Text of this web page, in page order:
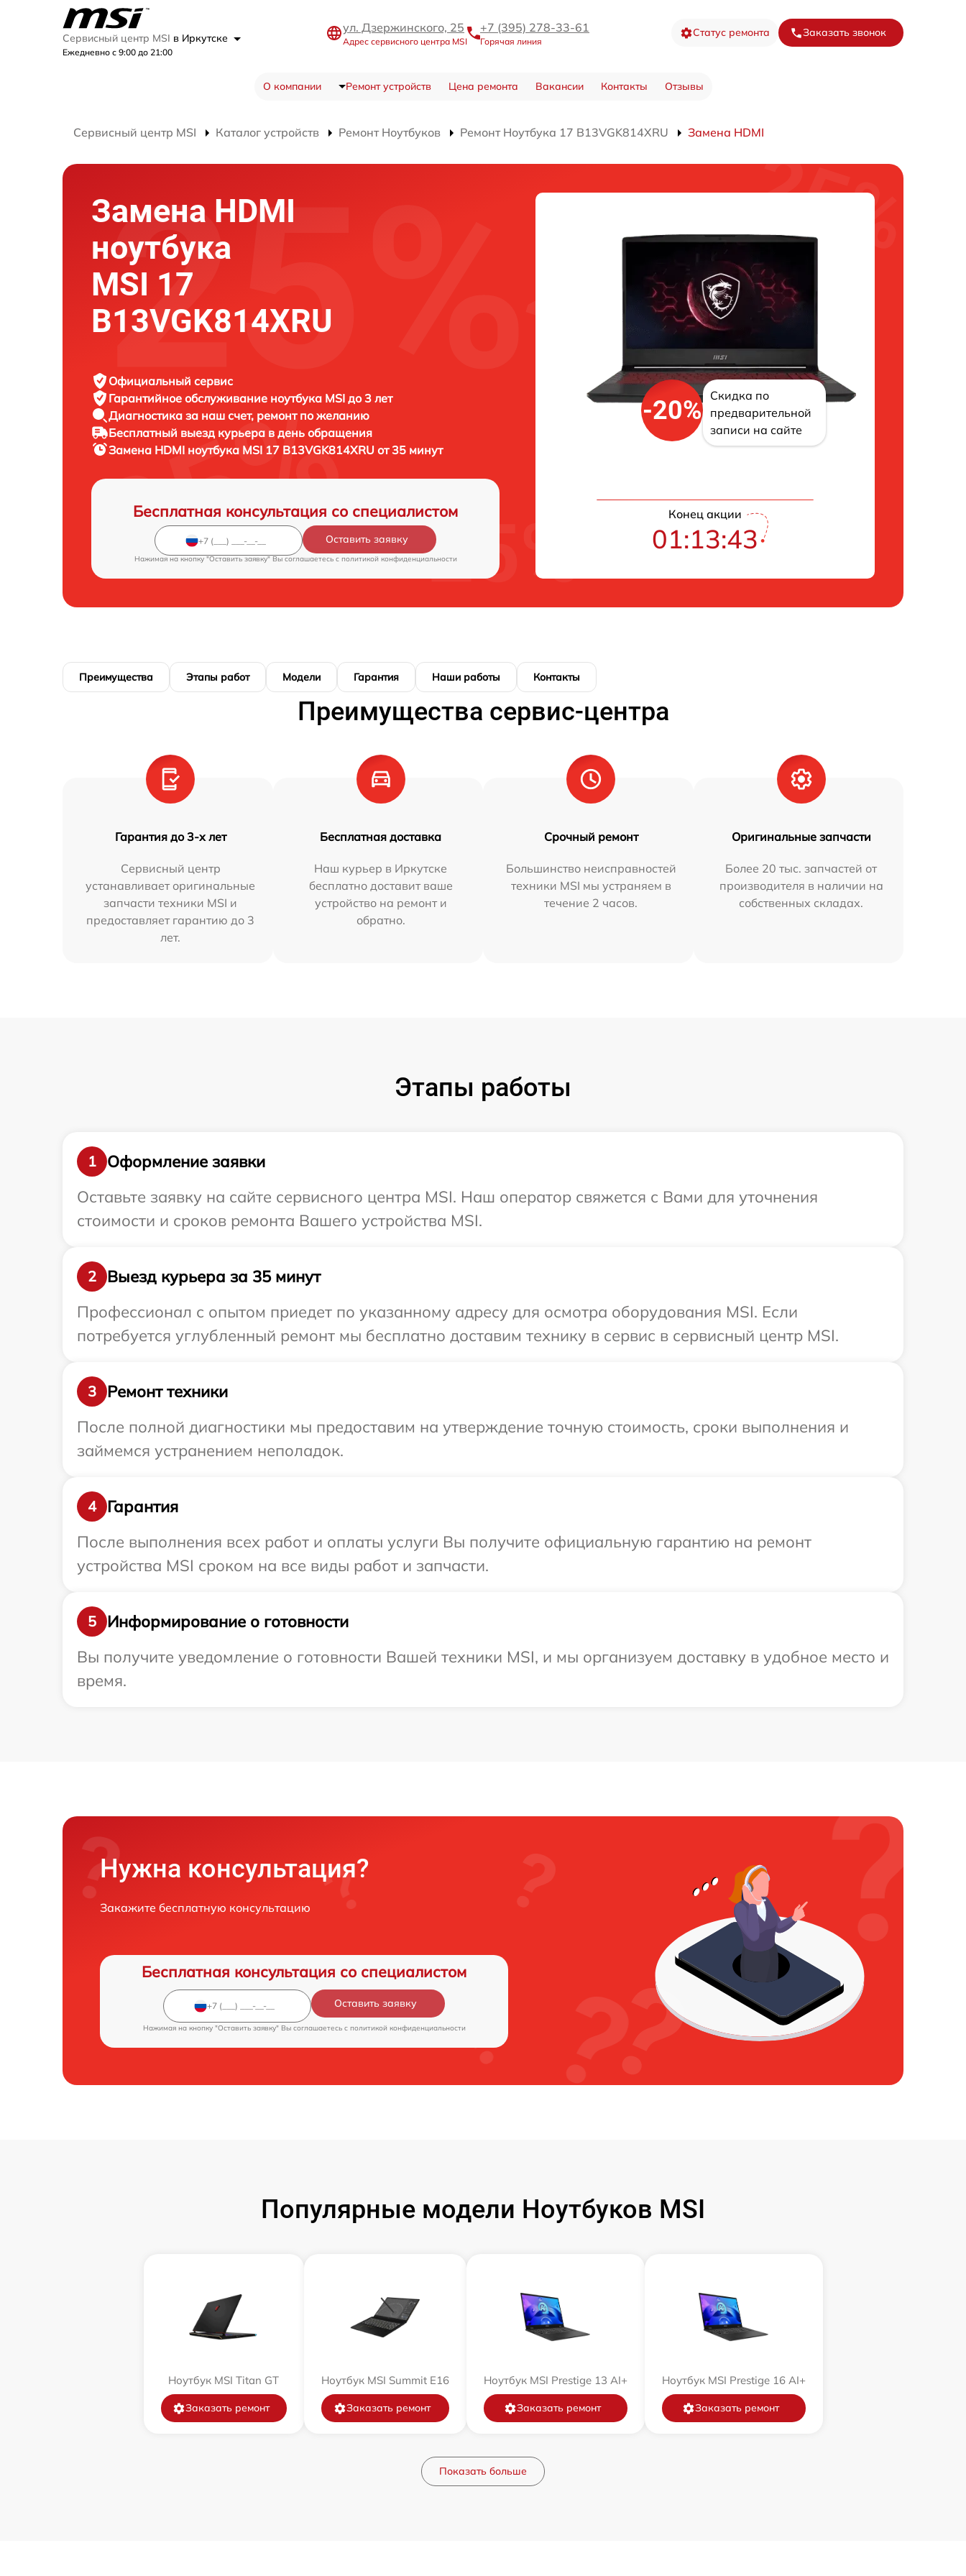
Сервисный центр MSI в Иркутске
Ежедневно с 9:00 до 21:00
ул. Дзержинского, 25
Адрес сервисного центра MSI
+7 (395) 278-33-61
Горячая линия
Статус ремонта Заказать звонок
О компании Ремонт устройств Цена ремонта Вакансии Контакты Отзывы
Сервисный центр MSI Каталог устройств Ремонт Ноутбуков Ремонт Ноутбука 17 B13VGK814XRU Замена HDMI
Замена HDMI
ноутбука
MSI 17
B13VGK814XRU
Официальный сервис
Гарантийное обслуживание ноутбука MSI до 3 лет
Диагностика за наш счет, ремонт по желанию
Бесплатный выезд курьера в день обращения
Замена HDMI ноутбука MSI 17 B13VGK814XRU от 35 минут
Бесплатная консультация со специалистом
Оставить заявку
Нажимая на кнопку "Оставить заявку" Вы соглашаетесь c политикой конфиденциальности
-20%
Скидка по
предварительной
записи на сайте
Конец акции
01:13:42
Преимущества Этапы работ Модели Гарантия Наши работы Контакты
Преимущества сервис-центра
Гарантия до 3-х лет
Сервисный центр
устанавливает оригинальные
запчасти техники MSI и
предоставляет гарантию до 3
лет.
Бесплатная доставка
Наш курьер в Иркутске
бесплатно доставит ваше
устройство на ремонт и
обратно.
Срочный ремонт
Большинство неисправностей
техники MSI мы устраняем в
течение 2 часов.
Оригинальные запчасти
Более 20 тыс. запчастей от
производителя в наличии на
собственных складах.
Этапы работы
1
Оформление заявки
Оставьте заявку на сайте сервисного центра MSI. Наш оператор свяжется с Вами для уточнения
стоимости и сроков ремонта Вашего устройства MSI.
2
Выезд курьера за 35 минут
Профессионал с опытом приедет по указанному адресу для осмотра оборудования MSI. Если
потребуется углубленный ремонт мы бесплатно доставим технику в сервис в сервисный центр MSI.
3
Ремонт техники
После полной диагностики мы предоставим на утверждение точную стоимость, сроки выполнения и
займемся устранением неполадок.
4
Гарантия
После выполнения всех работ и оплаты услуги Вы получите официальную гарантию на ремонт
устройства MSI сроком на все виды работ и запчасти.
5
Информирование о готовности
Вы получите уведомление о готовности Вашей техники MSI, и мы организуем доставку в удобное место и
время.
Нужна консультация?
Закажите бесплатную консультацию
Бесплатная консультация со специалистом
Оставить заявку
Нажимая на кнопку "Оставить заявку" Вы соглашаетесь c политикой конфиденциальности
Популярные модели Ноутбуков MSI
Ноутбук MSI Titan GT
Заказать ремонт
Ноутбук MSI Summit E16
Заказать ремонт
Ноутбук MSI Prestige 13 AI+
Заказать ремонт
Ноутбук MSI Prestige 16 AI+
Заказать ремонт
Показать больше